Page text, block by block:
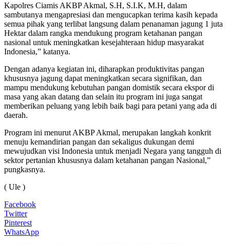
Kapolres Ciamis AKBP Akmal, S.H, S.I.K, M.H, dalam
sambutanya mengapresiasi dan mengucapkan terima kasih kepada
semua pihak yang terlibat langsung dalam penanaman jagung 1 juta
Hektar dalam rangka mendukung program ketahanan pangan
nasional untuk meningkatkan kesejahteraan hidup masyarakat
Indonesia,” katanya.
Dengan adanya kegiatan ini, diharapkan produktivitas pangan
khususnya jagung dapat meningkatkan secara signifikan, dan
mampu mendukung kebutuhan pangan domistik secara ekspor di
masa yang akan datang dan selain itu program ini juga sangat
memberikan peluang yang lebih baik bagi para petani yang ada di
daerah.
Program ini menurut AKBP Akmal, merupakan langkah konkrit
menuju kemandirian pangan dan sekaligus dukungan demi
mewujudkan visi Indonesia untuk menjadi Negara yang tangguh di
sektor pertanian khususnya dalam ketahanan pangan Nasional,”
pungkasnya.
( Ule )
Facebook
Twitter
Pinterest
WhatsApp